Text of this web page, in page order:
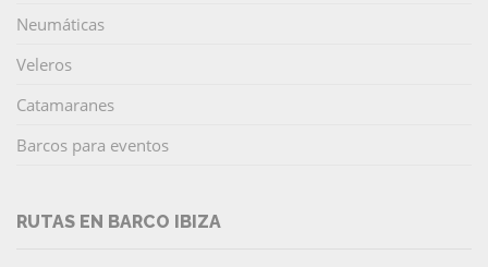
Neumáticas
Veleros
Catamaranes
Barcos para eventos
RUTAS EN BARCO IBIZA